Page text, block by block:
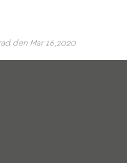
den Mar 16,2020